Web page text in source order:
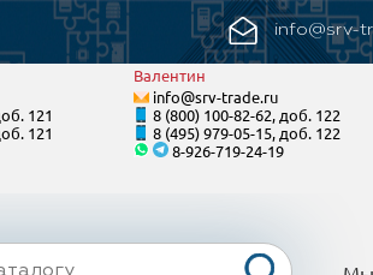
info@srv-
121
121
Валентин
info@srv-trade.ru
8 (800) 100-82-62, доб. 122
8 (495) 979-05-15, доб. 122
8-926-719-24-19